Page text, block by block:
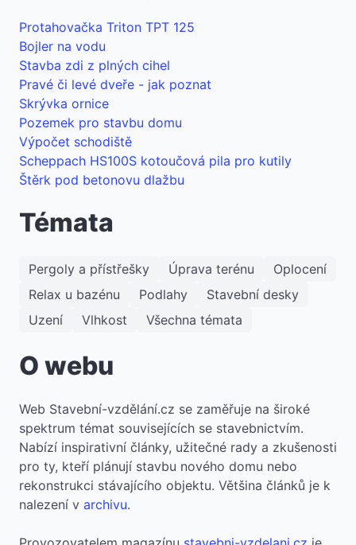
Protahovačka Triton TPT 125
Bojler na vodu
Stavba zdi z plných cihel
Pravé či levé dveře - jak poznat
Skrývka ornice
Pozemek pro stavbu domu
Výpočet schodiště
Scheppach HS100S kotoučová pila pro kutily
Štěrk pod betonovu dlažbu
Témata
Pergoly a přístřešky Úprava terénu
Oplocení
Relax u bazénu
Podlahy
Stavební desky
Uzení
Vlhkost Všechna témata
O webu
​Web Stavební-vzdělání.cz se zaměřuje na široké
spektrum témat souvisejících se stavebnictvím.
Nabízí inspirativní články, užitečné rady a zkušenosti
pro ty, kteří plánují stavbu nového domu nebo
rekonstrukci stávajícího objektu. Většina článků je k
nalezení v archivu.